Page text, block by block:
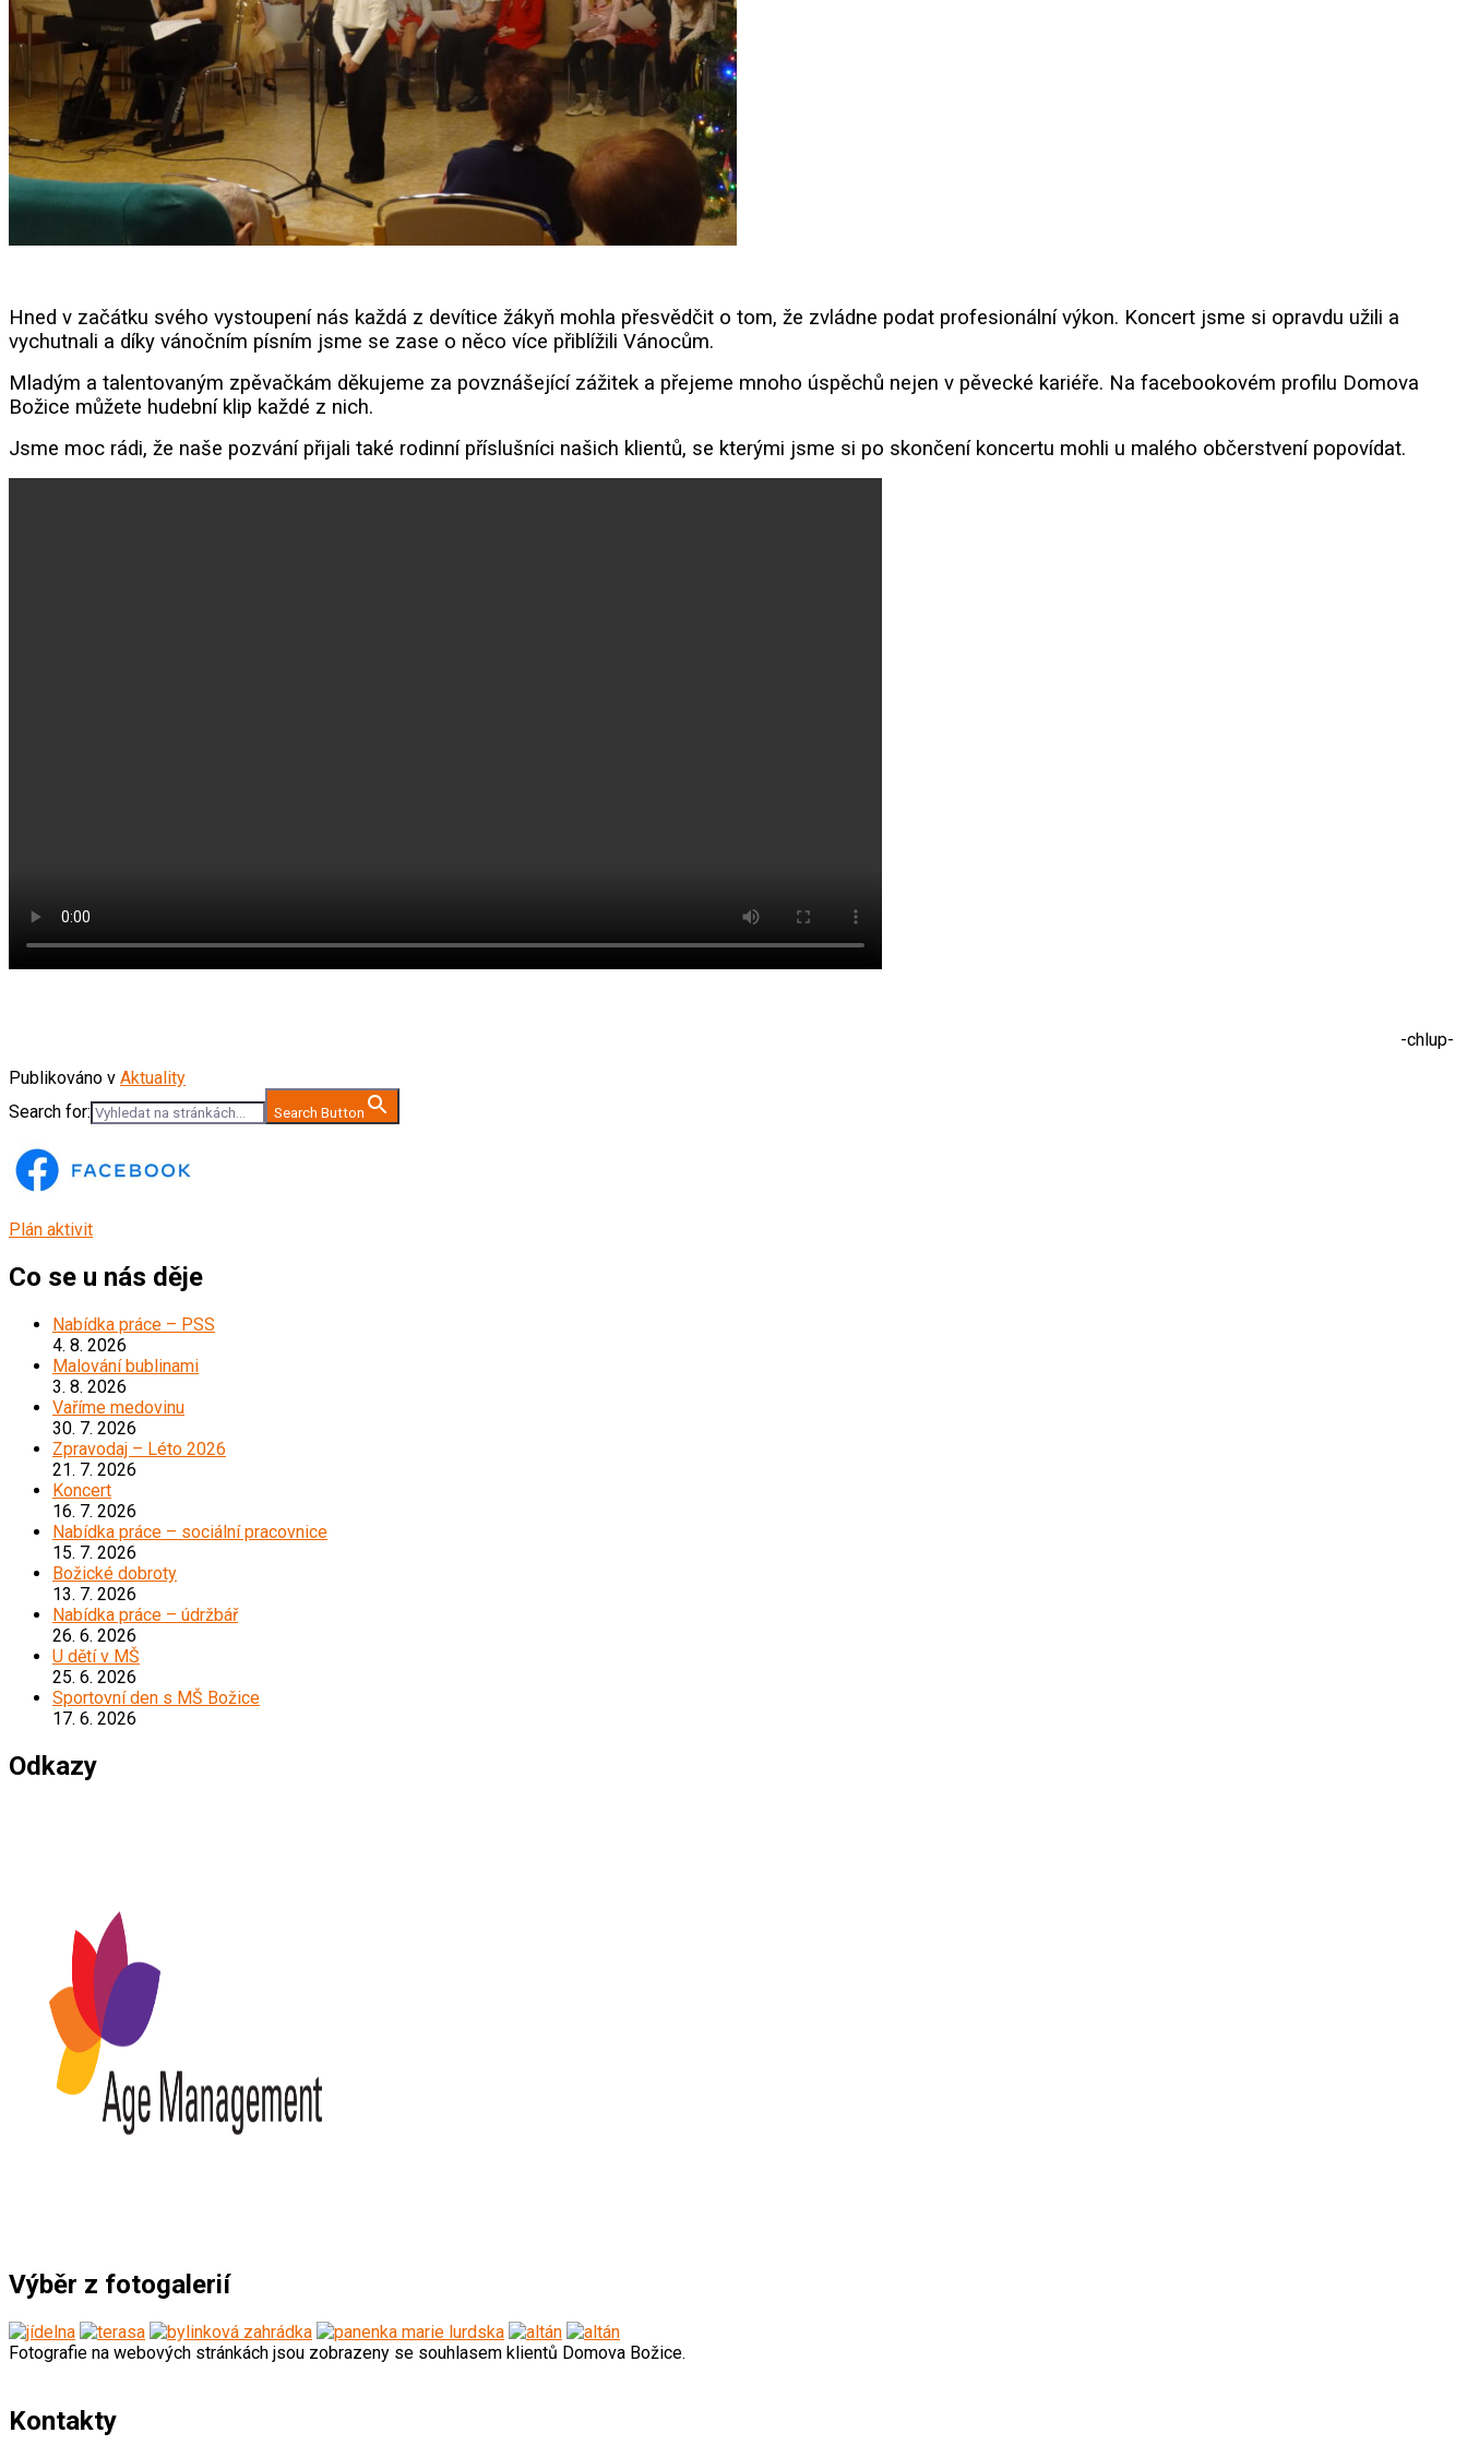
Hned v začátku svého vystoupení nás každá z devítice žákyň mohla přesvědčit o tom, že zvládne podat profesionální výkon. Koncert jsme si opravdu užili a
vychutnali a díky vánočním písním jsme se zase o něco více přiblížili Vánocům.
Mladým a talentovaným zpěvačkám děkujeme za povznášející zážitek a přejeme mnoho úspěchů nejen v pěvecké kariéře. Na facebookovém profilu Domova
Božice můžete hudební klip každé z nich.
Jsme moc rádi, že naše pozvání přijali také rodinní příslušníci našich klientů, se kterými jsme si po skončení koncertu mohli u malého občerstvení popovídat.
-chlup-
Publikováno v Aktuality
Search for:
Search Button
Plán aktivit
Co se u nás děje
Nabídka práce – PSS
4. 8. 2026
Malování bublinami
3. 8. 2026
Vaříme medovinu
30. 7. 2026
Zpravodaj – Léto 2026
21. 7. 2026
Koncert
16. 7. 2026
Nabídka práce – sociální pracovnice
15. 7. 2026
Božické dobroty
13. 7. 2026
Nabídka práce – údržbář
26. 6. 2026
U dětí v MŠ
25. 6. 2026
Sportovní den s MŠ Božice
17. 6. 2026
Odkazy
Výběr z fotogalerií
Fotografie na webových stránkách jsou zobrazeny se souhlasem klientů Domova Božice.
Kontakty